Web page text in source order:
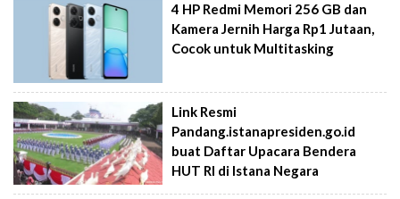
4 HP Redmi Memori 256 GB dan
Kamera Jernih Harga Rp1 Jutaan,
Cocok untuk Multitasking
Link Resmi
Pandang.istanapresiden.go.id
buat Daftar Upacara Bendera
HUT RI di Istana Negara